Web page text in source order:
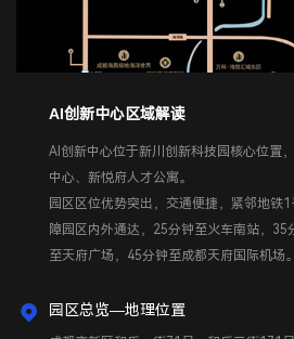
AI创新中心区域解读
AI创新中心位于新川创新科技园核心位置
中心、新悦府人才公寓。
园区区位优势突出，交通便捷，紧邻地铁
障园区内外通达，25分钟至火车南站，35
园区总览—地理位置